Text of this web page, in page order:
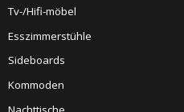
Tv-/Hifi-möbel
Esszimmerstühle
Sideboards
Kommoden